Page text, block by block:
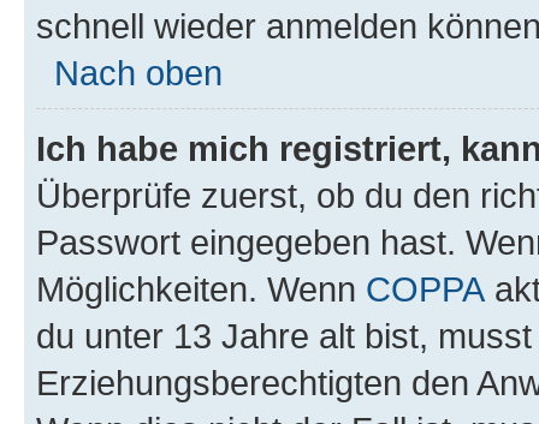
schnell wieder anmelden
Nach oben
Ich habe mich registriert,
Überprüfe zuerst, ob du den
Passwort eingegeben hast.
Möglichkeiten. Wenn COPPA
du unter 13 Jahre alt bist,
Erziehungsberechtigten den